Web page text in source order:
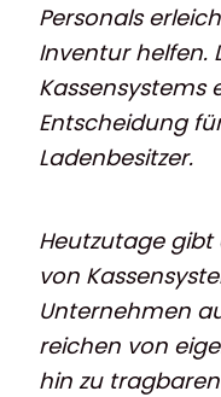
Personals
Inventur helfen.
Kassensystems
Entscheidung
Ladenbesitzer.
Heutzutage
von
Unternehmen
reichen von
hin zu